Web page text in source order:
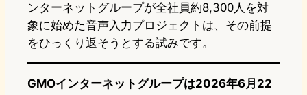
ンターネットグループが全社員約8,300人を対
象に始めた音声入力プロジェクトは、その前提
をひっくり返そうとする試みです。
GMOインターネットグループは2026年6月22